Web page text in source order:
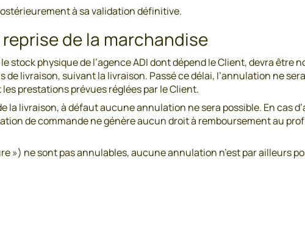
à sa validation définitive.
de la marchandise
stock physique de l’agence ADI dont dépend le Client, devra
livraison, suivant la livraison. Passé ce délai, l’annulation ne
prestations prévues réglées par le Client.
la livraison, à défaut aucune annulation ne sera possible. En cas
de commande ne génère aucun droit à remboursement au
») ne sont pas annulables, aucune annulation n’est par ailleurs